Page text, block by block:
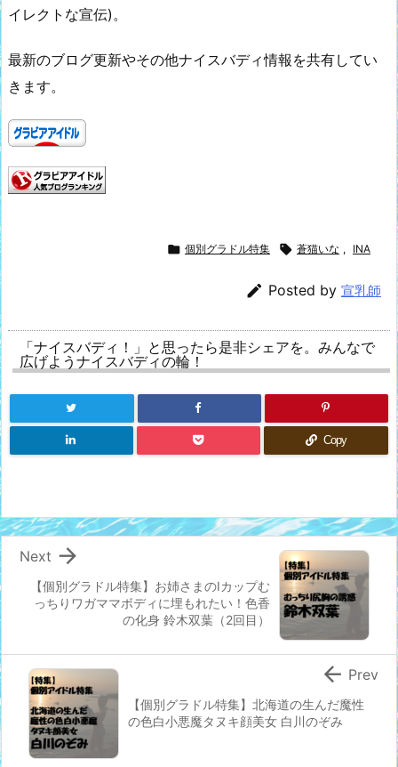
イレクトな宣伝)。
最新のブログ更新やその他ナイスバディ情報を共有してい
きます。
 個別グラドル特集  蒼猫いな , INA
 Posted by 宣乳師
「ナイスバディ！」と思ったら是非シェアを。みんなで
広げようナイスバディの輪！
Copy
【個別グラドル特集】お姉さまのIカップむ
っちりワガママボディに埋もれたい！色香
の化身 鈴木双葉（2回目）

Next
【個別グラドル特集】北海道の生んだ魔性
の色白小悪魔タヌキ顔美女 白川のぞみ
 Prev